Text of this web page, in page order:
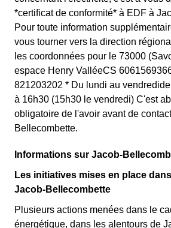
*certificat de conformité* à EDF à
Pour toute information
vous tourner vers la direction
les coordonnées pour le 73000
espace Henry ValléeCS
821203202 * Du lundi au
à 16h30 (15h30 le vendredi) C'est
obligatoire de l'avoir avant de
Bellecombette.
Informations sur Jacob-
Les initiatives mises en place
Jacob-Bellecombette
Plusieurs actions menées dans le
énergétique, dans les alentours de